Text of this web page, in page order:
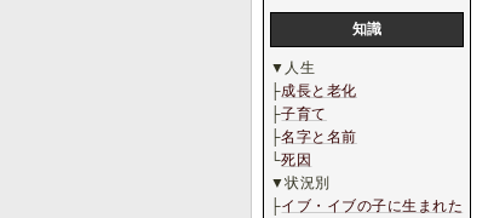
知識
▼人生
├成長と老化
├子育て
├名字と名前
└死因
▼状況別
├イブ・イブの子に生まれた